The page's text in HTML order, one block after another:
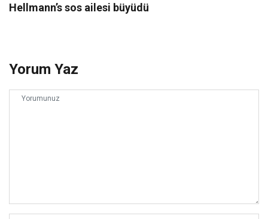
Hellmann’s sos ailesi büyüdü
Yorum Yaz